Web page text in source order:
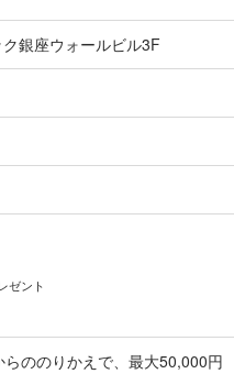
銀座ウォールビル3F
ゼント
らののりかえで、最大50,000円